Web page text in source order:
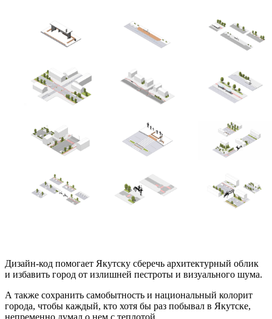
Дизайн-код помогает Якутску сберечь архитектурный облик
и избавить город от излишней пестроты и визуального шума.
А также сохранить самобытность и национальный колорит
города, чтобы каждый, кто хотя бы раз побывал в Якутске,
непременно думал о нем с теплотой.